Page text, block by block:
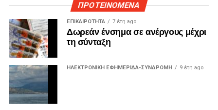
ΠΡΟΤΕΙΝΟΜΕΝΑ
ΕΠΙΚΑΙΡΟΤΗΤΑ 7 έτη ago
Δωρεάν ένσημα σε ανέργους μέχρι
τη σύνταξη
ΗΛΕΚΤΡΟΝΙΚΗ ΕΦΗΜΕΡΙΔΑ-ΣΥΝΔΡΟΜΗ 9 έτη ago